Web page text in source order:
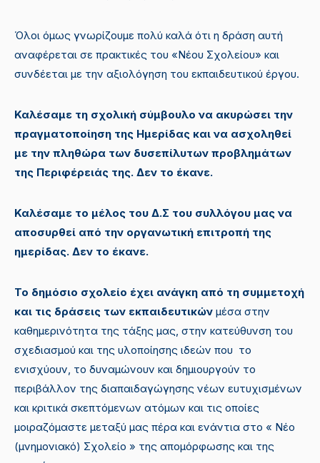
Όλοι όμως γνωρίζουμε πολύ καλά ότι η δράση αυτή
αναφέρεται σε πρακτικές του «Νέου Σχολείου» και
συνδέεται με την αξιολόγηση του εκπαιδευτικού έργου.
Καλέσαμε τη σχολική σύμβουλο να ακυρώσει την
πραγματοποίηση της Ημερίδας και να ασχοληθεί
με την πληθώρα των δυσεπίλυτων προβλημάτων
της Περιφέρειάς της. Δεν το έκανε.
Καλέσαμε το μέλος του Δ.Σ του συλλόγου μας να
αποσυρθεί από την οργανωτική επιτροπή της
ημερίδας. Δεν το έκανε.
Το δημόσιο σχολείο έχει ανάγκη από τη συμμετοχή
και τις δράσεις των εκπαιδευτικών μέσα στην
καθημερινότητα της τάξης μας, στην κατεύθυνση του
σχεδιασμού και της υλοποίησης ιδεών που το
ενισχύουν, το δυναμώνουν και δημιουργούν το
περιβάλλον της διαπαιδαγώγησης νέων ευτυχισμένων
και κριτικά σκεπτόμενων ατόμων και τις οποίες
μοιραζόμαστε μεταξύ μας πέρα και ενάντια στο « Νέο
(μνημονιακό) Σχολείο » της απομόρφωσης και της